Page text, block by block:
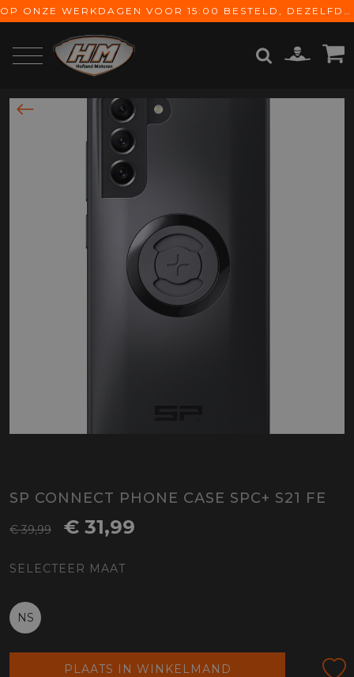
OP ONZE WERKDAGEN VOOR 15:00 BESTELD, DEZELFDE DAG VERZONDEN! GRATIS VERZENDING VANAF € 65,-
SP CONNECT PHONE CASE SPC+ S21 FE
€ 39,99 € 31,99
SELECTEER MAAT
NS
PLAATS IN WINKELMAND